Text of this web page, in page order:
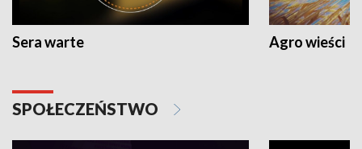
Sera warte Agro wieści
SPOŁECZEŃSTWO